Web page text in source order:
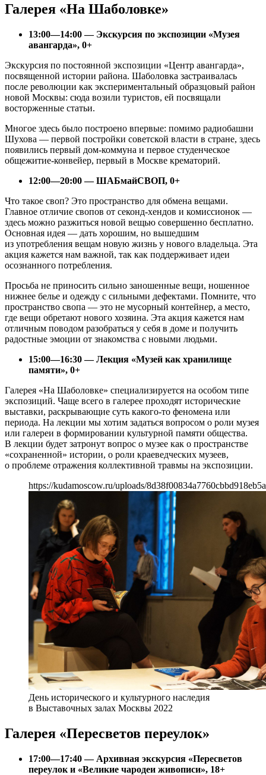
Галерея «На Шаболовке»
13:00—14:00 — Экскурсия по экспозиции «Музея
авангарда», 0+
Экскурсия по постоянной экспозиции «Центр авангарда»,
посвященной истории района. Шаболовка застраивалась
после революции как экспериментальный образцовый район
новой Москвы: сюда возили туристов, ей посвящали
восторженные статьи.
Многое здесь было построено впервые: помимо радиобашни
Шухова — первой постройки советской власти в стране, здесь
появились первый дом-коммуна и первое студенческое
общежитие-конвейер, первый в Москве крематорий.
12:00—20:00 — ШАБмайСВОП, 0+
Что такое своп? Это пространство для обмена вещами.
Главное отличие свопов от секонд-хендов и комиссионок —
здесь можно разжиться новой вещью совершенно бесплатно.
Основная идея — дать хорошим, но вышедшим
из употребления вещам новую жизнь у нового владельца. Эта
акция кажется нам важной, так как поддерживает идеи
осознанного потребления.
Просьба не приносить сильно заношенные вещи, ношенное
нижнее белье и одежду с сильными дефектами. Помните, что
пространство свопа — это не мусорный контейнер, а место,
где вещи обретают нового хозяина. Эта акция кажется нам
отличным поводом разобраться у себя в доме и получить
радостные эмоции от знакомства с новыми людьми.
15:00—16:30 — Лекция «Музей как хранилище
памяти», 0+
Галерея «На Шаболовке» специализируется на особом типе
экспозиций. Чаще всего в галерее проходят исторические
выставки, раскрывающие суть какого-то феномена или
периода. На лекции мы хотим задаться вопросом о роли музея
или галереи в формировании культурной памяти общества.
В лекции будет затронут вопрос о музее как о пространстве
«сохраненной» истории, о роли краеведческих музеев,
о проблеме отражения коллективной травмы на экспозиции.
https://kudamoscow.ru/uploads/
День исторического и культурного наследия
в Выставочных залах Москвы 2022
Галерея «Пересветов переулок»
17:00—17:40 — Архивная экскурсия «Пересветов
переулок и «Великие чародеи живописи», 18+